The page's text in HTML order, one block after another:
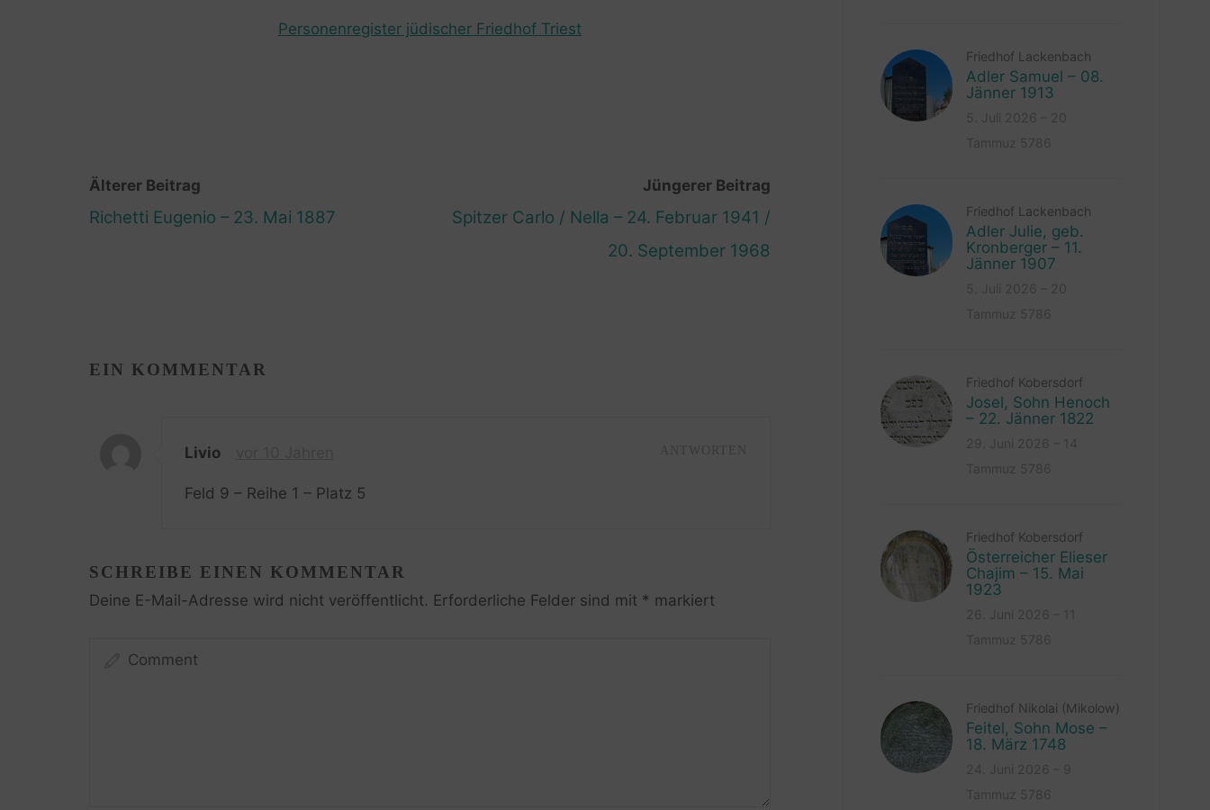
Personenregister jüdischer Friedhof Triest
Älterer Beitrag
Richetti Eugenio – 23. Mai 1887
Jüngerer Beitrag
Spitzer Carlo / Nella – 24. Februar 1941 /
20. September 1968
EIN KOMMENTAR
Livio
Feld 9 – Reihe 1 – Platz 5
SCHREIBE EINEN KOMMENTAR
Deine E-Mail-Adresse wird nicht veröffentlicht. Erforderliche Felder sind mit * markiert
Friedhof Lackenbach
Adler Samuel – 08.
Jänner 1913
Friedhof Lackenbach
Adler Julie, geb.
Kronberger – 11.
Jänner 1907
Friedhof Kobersdorf
Josel, Sohn Henoch
– 22. Jänner 1822
Friedhof Kobersdorf
Österreicher Elieser
Chajim – 15. Mai
1923
Friedhof Nikolai (Mikolow)
Feitel, Sohn Mose –
18. März 1748